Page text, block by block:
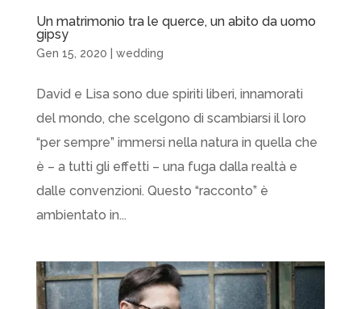
Un matrimonio tra le querce, un abito da uomo
gipsy
Gen 15, 2020 wedding
David e Lisa sono due spiriti liberi, innamorati
del mondo, che scelgono di scambiarsi il loro
“per sempre” immersi nella natura in quella che
è – a tutti gli effetti – una fuga dalla realtà e
dalle convenzioni. Questo “racconto” è
ambientato in...